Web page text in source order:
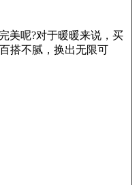
美呢?对于暖暖来说，买
搭不腻，换出无限可